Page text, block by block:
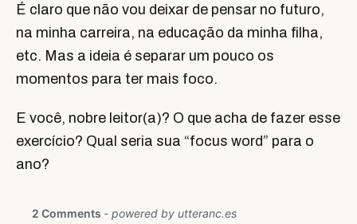
É claro que não vou deixar de pensar no futuro,
na minha carreira, na educação da minha filha,
etc. Mas a ideia é separar um pouco os
momentos para ter mais foco.
E você, nobre leitor(a)? O que acha de fazer esse
exercício? Qual seria sua “focus word” para o
ano?